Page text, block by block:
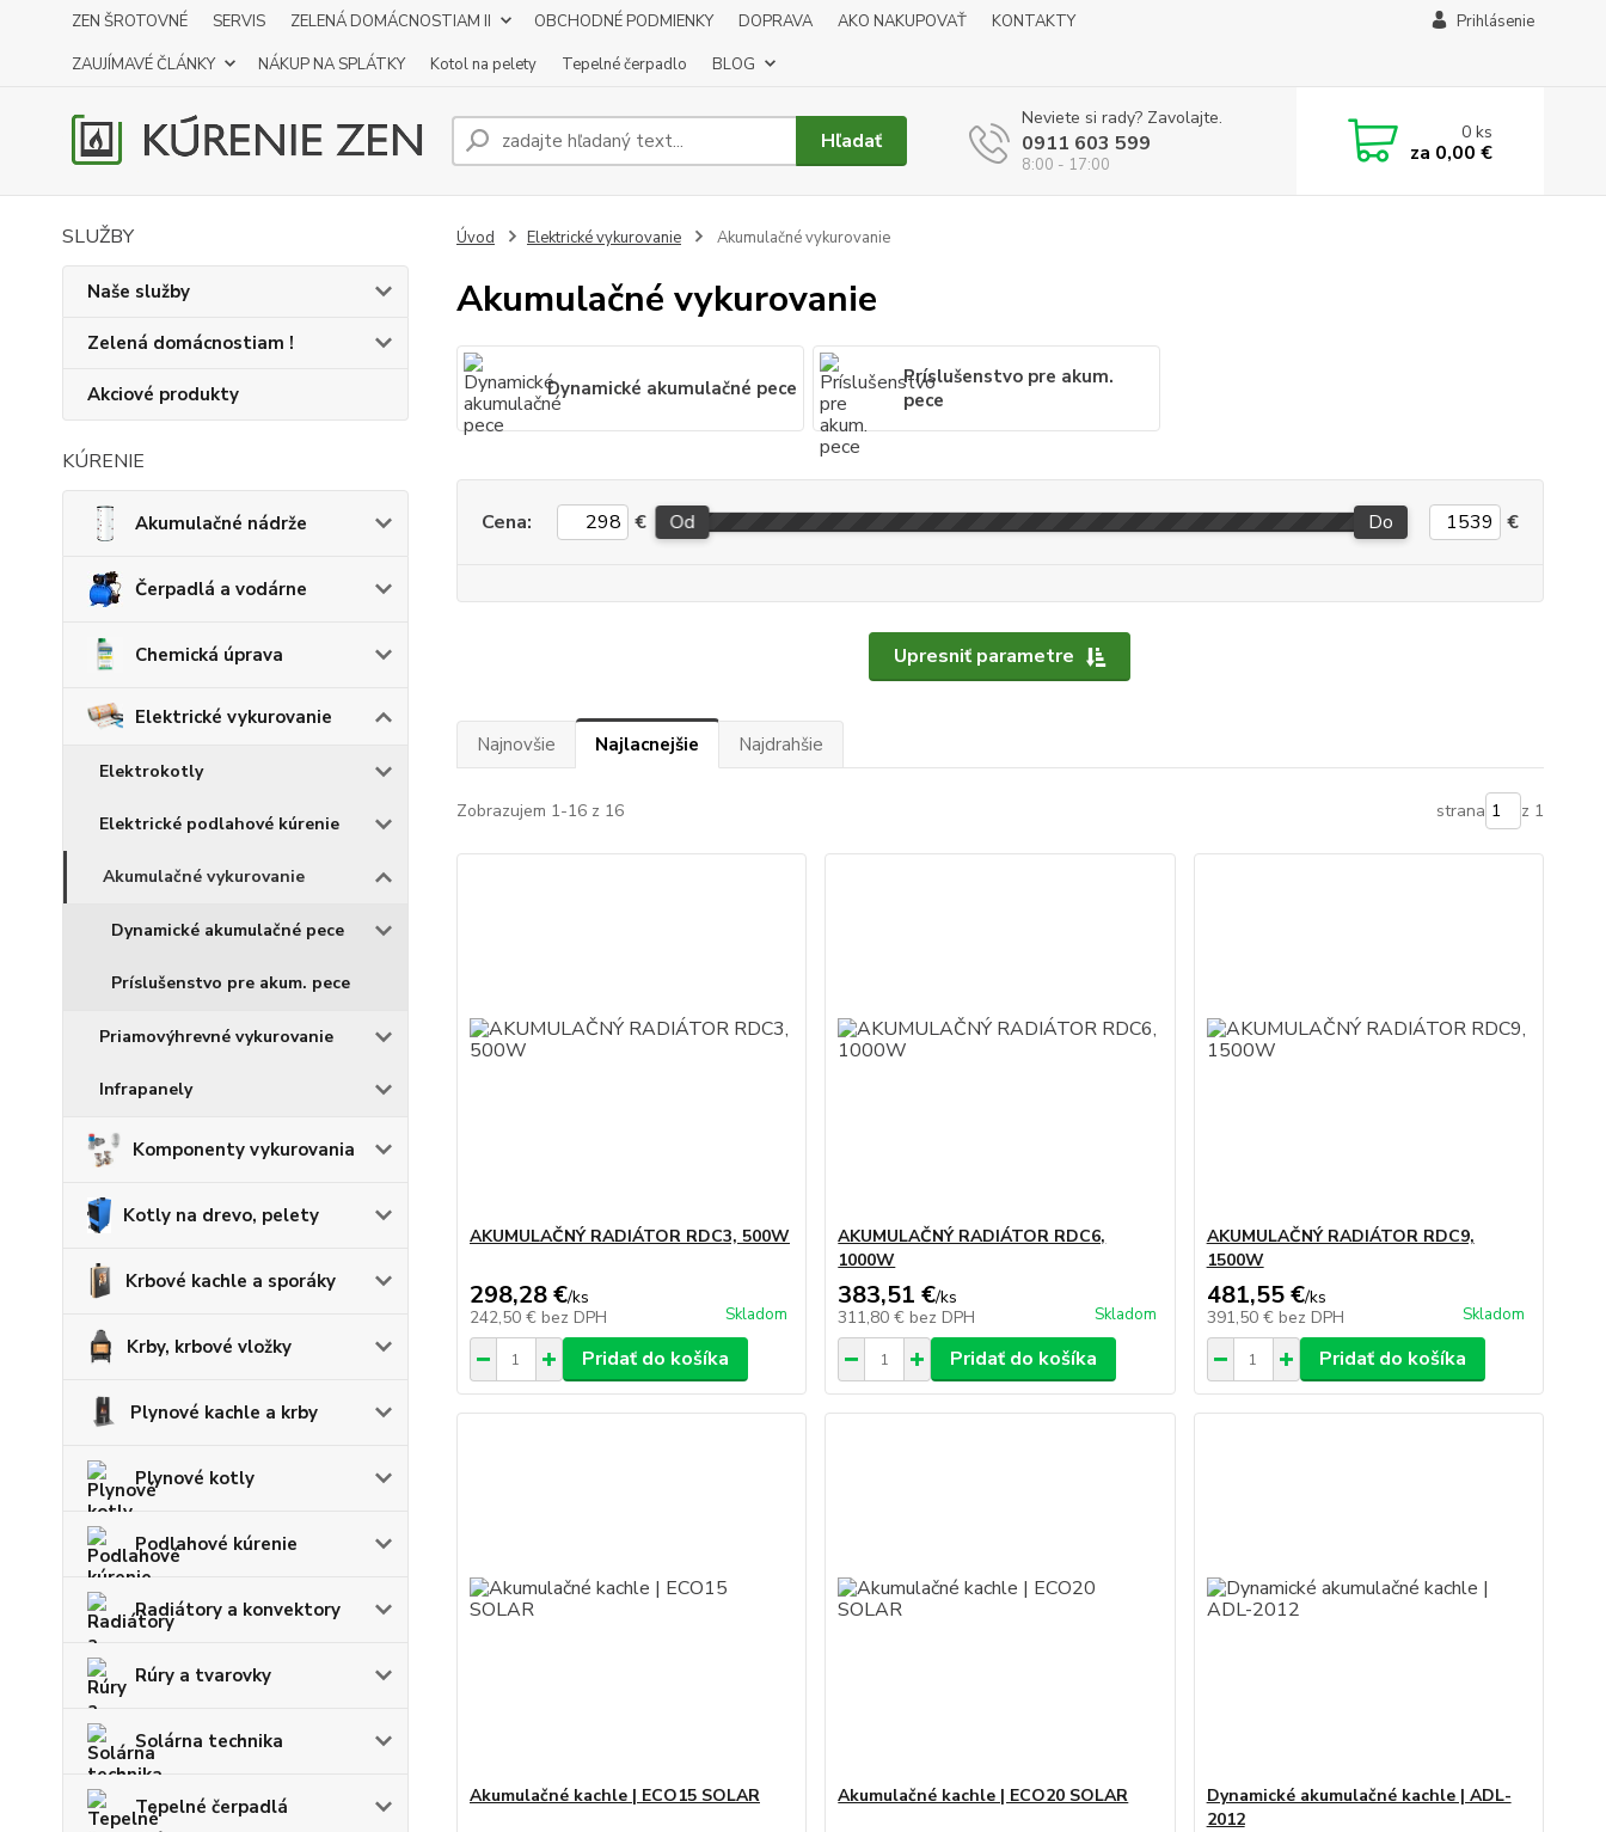
ZEN ŠROTOVNÉ SERVIS ZELENÁ DOMÁCNOSTIAM II OBCHODNÉ PODMIENKY DOPRAVA AKO NAKUPOVAŤ
KONTAKTY
ZAUJÍMAVÉ ČLÁNKY
NÁKUP NA SPLÁTKY Kotol na pelety Tepelné čerpadlo BLOG
Prihlásenie
Hľadať
Neviete si rady? Zavolajte.
0911 603 599
8:00 - 17:00
0ks
za 0,00 €
SLUŽBY
Naše služby
Zelená domácnostiam !
Akciové produkty
KÚRENIE
Akumulačné nádrže
Čerpadlá a vodárne
Chemická úprava
Elektrické vykurovanie
Elektrokotly
Elektrické podlahové kúrenie
Akumulačné vykurovanie
Dynamické akumulačné pece
Príslušenstvo pre akum. pece
Priamovýhrevné vykurovanie
Infrapanely
Komponenty vykurovania
Kotly na drevo, pelety
Krbové kachle a sporáky
Krby, krbové vložky
Plynové kachle a krby
Plynové kotly
Podlahové kúrenie
Radiátory a konvektory
Rúry a tvarovky
Solárna technika
Tepelné čerpadlá
Úvod Elektrické vykurovanie Akumulačné vykurovanie
Akumulačné vykurovanie
Dynamické akumulačné pece
Príslušenstvo pre akum.
pece
Upresniť parametre
Cena: € Od Do €
Najnovšie Najlacnejšie Najdrahšie
Zobrazujem 1-16 z 16 strana z 1
AKUMULAČNÝ RADIÁTOR RDC3, 500W
298,28 €/ks
242,50 € bez DPH Skladom
Pridať do košíka
AKUMULAČNÝ RADIÁTOR RDC6,
1000W
383,51 €/ks
311,80 € bez DPH Skladom
Pridať do košíka
AKUMULAČNÝ RADIÁTOR RDC9,
1500W
481,55 €/ks
391,50 € bez DPH Skladom
Pridať do košíka
Akumulačné kachle | ECO15 SOLAR Akumulačné kachle | ECO20 SOLAR
Dynamické akumulačné kachle | ADL-
2012